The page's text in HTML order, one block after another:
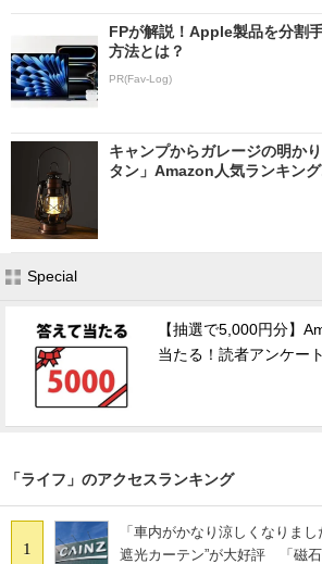
FPが解説！Apple製品を分割
方法とは？
PR(Fav-Log)
キャンプからガレージの明か
タン」Amazon人気ランキン
Special
【抽選で5,000円分】
当たる！読者アンケー
「ライフ」のアクセスランキング
1
「車内がかなり涼しくなりま
遮光カーテン”が大好評 「磁石